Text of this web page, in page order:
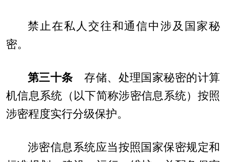
禁止在私人交往和通信中涉及国家秘
密。
第三十条 存储、处理国家秘密的计算
机信息系统（以下简称涉密信息系统）按照
涉密程度实行分级保护。
涉密信息系统应当按照国家保密规定和